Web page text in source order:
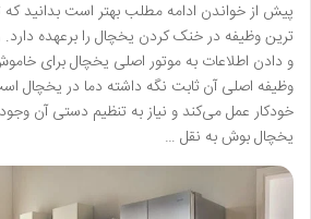
پیش از خواندن ادامه مطلب بهتر است بدانید
ترین وظیفه در خنک کردن یخچال را برعهده دارد.
و دادن اطلاعات به موتور اصلی یخچال برای
وظیفه اصلی آن ثابت نگه داشته دما در یخچال
خودکار عمل می‌کند و نیاز به تنظیم دستی آن
یخچال بوش به نقل …